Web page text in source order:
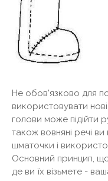
Не обов'язково для
використовувати
голови може підійти
також вовняні речі
шматочки і
Основний принцип,
де ви їх візьмете -